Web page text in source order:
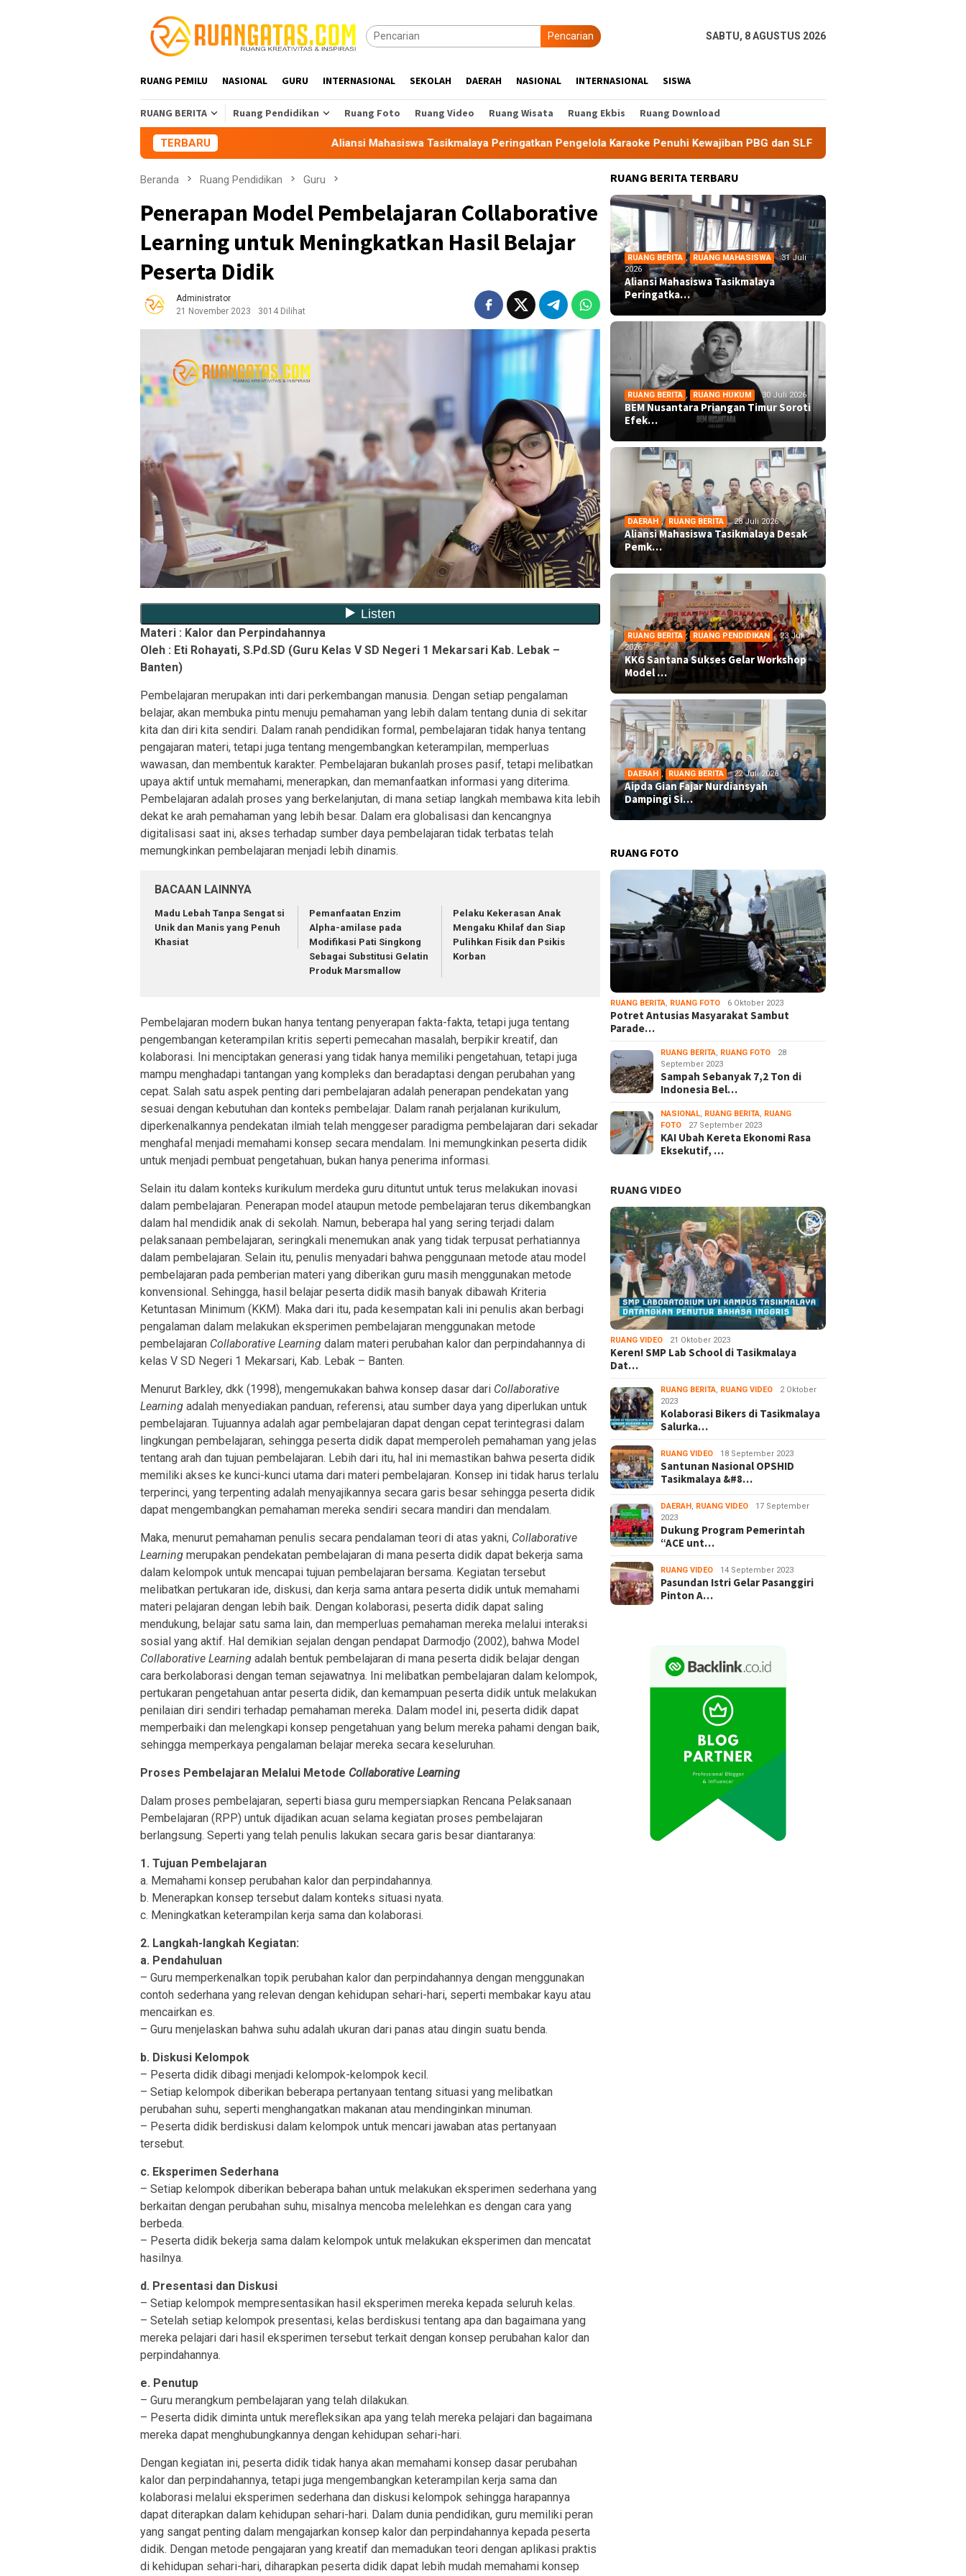
Pencarian SABTU, 8 AGUSTUS 2026
RUANG PEMILU NASIONAL GURU INTERNASIONAL SEKOLAH DAERAH NASIONAL INTERNASIONAL SISWA
RUANG BERITA Ruang Pendidikan Ruang Foto Ruang Video Ruang Wisata Ruang Ekbis Ruang Download
TERBARU Aliansi Mahasiswa Tasikmalaya Peringatkan Pengelola Karaoke Penuhi Kewajiban PBG dan SLF BEM Nusantara Priangan Timur Soroti
Beranda Ruang Pendidikan Guru
Penerapan Model Pembelajaran Collaborative
Learning untuk Meningkatkan Hasil Belajar
Peserta Didik
Administrator
21 November 2023
3014 Dilihat
Materi : Kalor dan Perpindahannya
Oleh : Eti Rohayati, S.Pd.SD (Guru Kelas V SD Negeri 1 Mekarsari Kab. Lebak –
Banten)
Pembelajaran merupakan inti dari perkembangan manusia. Dengan setiap pengalaman
belajar, akan membuka pintu menuju pemahaman yang lebih dalam tentang dunia di sekitar
kita dan diri kita sendiri. Dalam ranah pendidikan formal, pembelajaran tidak hanya tentang
pengajaran materi, tetapi juga tentang mengembangkan keterampilan, memperluas
wawasan, dan membentuk karakter. Pembelajaran bukanlah proses pasif, tetapi melibatkan
upaya aktif untuk memahami, menerapkan, dan memanfaatkan informasi yang diterima.
Pembelajaran adalah proses yang berkelanjutan, di mana setiap langkah membawa kita lebih
dekat ke arah pemahaman yang lebih besar. Dalam era globalisasi dan kencangnya
digitalisasi saat ini, akses terhadap sumber daya pembelajaran tidak terbatas telah
memungkinkan pembelajaran menjadi lebih dinamis.
BACAAN LAINNYA
Madu Lebah Tanpa Sengat si
Unik dan Manis yang Penuh
Khasiat
Pemanfaatan Enzim
Αlpha-amilase pada
Modifikasi Pati Singkong
Sebagai Substitusi Gelatin
Produk Marsmallow
Pelaku Kekerasan Anak
Mengaku Khilaf dan Siap
Pulihkan Fisik dan Psikis
Korban
Pembelajaran modern bukan hanya tentang penyerapan fakta-fakta, tetapi juga tentang
pengembangan keterampilan kritis seperti pemecahan masalah, berpikir kreatif, dan
kolaborasi. Ini menciptakan generasi yang tidak hanya memiliki pengetahuan, tetapi juga
mampu menghadapi tantangan yang kompleks dan beradaptasi dengan perubahan yang
cepat. Salah satu aspek penting dari pembelajaran adalah penerapan pendekatan yang
sesuai dengan kebutuhan dan konteks pembelajar. Dalam ranah perjalanan kurikulum,
diperkenalkannya pendekatan ilmiah telah menggeser paradigma pembelajaran dari sekadar
menghafal menjadi memahami konsep secara mendalam. Ini memungkinkan peserta didik
untuk menjadi pembuat pengetahuan, bukan hanya penerima informasi.
Selain itu dalam konteks kurikulum merdeka guru dituntut untuk terus melakukan inovasi
dalam pembelajaran. Penerapan model ataupun metode pembelajaran terus dikembangkan
dalam hal mendidik anak di sekolah. Namun, beberapa hal yang sering terjadi dalam
pelaksanaan pembelajaran, seringkali menemukan anak yang tidak terpusat perhatiannya
dalam pembelajaran. Selain itu, penulis menyadari bahwa penggunaan metode atau model
pembelajaran pada pemberian materi yang diberikan guru masih menggunakan metode
konvensional. Sehingga, hasil belajar peserta didik masih banyak dibawah Kriteria
Ketuntasan Minimum (KKM). Maka dari itu, pada kesempatan kali ini penulis akan berbagi
pengalaman dalam melakukan eksperimen pembelajaran menggunakan metode
pembelajaran Collaborative Learning dalam materi perubahan kalor dan perpindahannya di
kelas V SD Negeri 1 Mekarsari, Kab. Lebak – Banten.
Menurut Barkley, dkk (1998), mengemukakan bahwa konsep dasar dari Collaborative
Learning adalah menyediakan panduan, referensi, atau sumber daya yang diperlukan untuk
pembelajaran. Tujuannya adalah agar pembelajaran dapat dengan cepat terintegrasi dalam
lingkungan pembelajaran, sehingga peserta didik dapat memperoleh pemahaman yang jelas
tentang arah dan tujuan pembelajaran. Lebih dari itu, hal ini memastikan bahwa peserta didik
memiliki akses ke kunci-kunci utama dari materi pembelajaran. Konsep ini tidak harus terlalu
terperinci, yang terpenting adalah menyajikannya secara garis besar sehingga peserta didik
dapat mengembangkan pemahaman mereka sendiri secara mandiri dan mendalam.
Maka, menurut pemahaman penulis secara pendalaman teori di atas yakni, Collaborative
Learning merupakan pendekatan pembelajaran di mana peserta didik dapat bekerja sama
dalam kelompok untuk mencapai tujuan pembelajaran bersama. Kegiatan tersebut
melibatkan pertukaran ide, diskusi, dan kerja sama antara peserta didik untuk memahami
materi pelajaran dengan lebih baik. Dengan kolaborasi, peserta didik dapat saling
mendukung, belajar satu sama lain, dan memperluas pemahaman mereka melalui interaksi
sosial yang aktif. Hal demikian sejalan dengan pendapat Darmodjo (2002), bahwa Model
Collaborative Learning adalah bentuk pembelajaran di mana peserta didik belajar dengan
cara berkolaborasi dengan teman sejawatnya. Ini melibatkan pembelajaran dalam kelompok,
pertukaran pengetahuan antar peserta didik, dan kemampuan peserta didik untuk melakukan
penilaian diri sendiri terhadap pemahaman mereka. Dalam model ini, peserta didik dapat
memperbaiki dan melengkapi konsep pengetahuan yang belum mereka pahami dengan baik,
sehingga memperkaya pengalaman belajar mereka secara keseluruhan.
Proses Pembelajaran Melalui Metode Collaborative Learning
Dalam proses pembelajaran, seperti biasa guru mempersiapkan Rencana Pelaksanaan
Pembelajaran (RPP) untuk dijadikan acuan selama kegiatan proses pembelajaran
berlangsung. Seperti yang telah penulis lakukan secara garis besar diantaranya:
1. Tujuan Pembelajaran
a. Memahami konsep perubahan kalor dan perpindahannya.
b. Menerapkan konsep tersebut dalam konteks situasi nyata.
c. Meningkatkan keterampilan kerja sama dan kolaborasi.
2. Langkah-langkah Kegiatan:
a. Pendahuluan
– Guru memperkenalkan topik perubahan kalor dan perpindahannya dengan menggunakan
contoh sederhana yang relevan dengan kehidupan sehari-hari, seperti membakar kayu atau
mencairkan es.
– Guru menjelaskan bahwa suhu adalah ukuran dari panas atau dingin suatu benda.
b. Diskusi Kelompok
– Peserta didik dibagi menjadi kelompok-kelompok kecil.
– Setiap kelompok diberikan beberapa pertanyaan tentang situasi yang melibatkan
perubahan suhu, seperti menghangatkan makanan atau mendinginkan minuman.
– Peserta didik berdiskusi dalam kelompok untuk mencari jawaban atas pertanyaan
tersebut.
c. Eksperimen Sederhana
– Setiap kelompok diberikan beberapa bahan untuk melakukan eksperimen sederhana yang
berkaitan dengan perubahan suhu, misalnya mencoba melelehkan es dengan cara yang
berbeda.
– Peserta didik bekerja sama dalam kelompok untuk melakukan eksperimen dan mencatat
hasilnya.
d. Presentasi dan Diskusi
– Setiap kelompok mempresentasikan hasil eksperimen mereka kepada seluruh kelas.
– Setelah setiap kelompok presentasi, kelas berdiskusi tentang apa dan bagaimana yang
mereka pelajari dari hasil eksperimen tersebut terkait dengan konsep perubahan kalor dan
perpindahannya.
e. Penutup
– Guru merangkum pembelajaran yang telah dilakukan.
– Peserta didik diminta untuk merefleksikan apa yang telah mereka pelajari dan bagaimana
mereka dapat menghubungkannya dengan kehidupan sehari-hari.
Dengan kegiatan ini, peserta didik tidak hanya akan memahami konsep dasar perubahan
kalor dan perpindahannya, tetapi juga mengembangkan keterampilan kerja sama dan
kolaborasi melalui eksperimen sederhana dan diskusi kelompok sehingga harapannya
dapat diterapkan dalam kehidupan sehari-hari. Dalam dunia pendidikan, guru memiliki peran
yang sangat penting dalam mengajarkan konsep kalor dan perpindahannya kepada peserta
didik. Dengan metode pengajaran yang kreatif dan memadukan teori dengan aplikasi praktis
di kehidupan sehari-hari, diharapkan peserta didik dapat lebih mudah memahami konsep
RUANG BERITA TERBARU
RUANG BERITA , RUANG MAHASISWA
31 Juli
2026
Aliansi Mahasiswa Tasikmalaya
Peringatka…
RUANG BERITA , RUANG HUKUM 30 Juli 2026
BEM Nusantara Priangan Timur Soroti
Efek…
DAERAH , RUANG BERITA 28 Juli 2026
Aliansi Mahasiswa Tasikmalaya Desak
Pemk…
RUANG BERITA , RUANG PENDIDIKAN
23 Juli
2026
KKG Santana Sukses Gelar Workshop
Model …
DAERAH , RUANG BERITA 22 Juli 2026
Aipda Gian Fajar Nurdiansyah
Dampingi Si…
RUANG FOTO
RUANG BERITA, RUANG FOTO 6 Oktober 2023
Potret Antusias Masyarakat Sambut
Parade…
RUANG BERITA, RUANG FOTO
28
September 2023
Sampah Sebanyak 7,2 Ton di
Indonesia Bel…
NASIONAL, RUANG BERITA, RUANG
FOTO
27 September 2023
KAI Ubah Kereta Ekonomi Rasa
Eksekutif, …
RUANG VIDEO
RUANG VIDEO 21 Oktober 2023
Keren! SMP Lab School di Tasikmalaya
Dat…
RUANG BERITA, RUANG VIDEO
2 Oktober
2023
Kolaborasi Bikers di Tasikmalaya
Salurka…
RUANG VIDEO 18 September 2023
Santunan Nasional OPSHID
Tasikmalaya &#8…
DAERAH , RUANG VIDEO
17 September
2023
Dukung Program Pemerintah
“ACE unt…
RUANG VIDEO 14 September 2023
Pasundan Istri Gelar Pasanggiri
Pinton A…